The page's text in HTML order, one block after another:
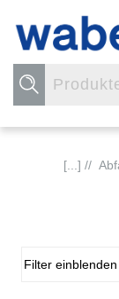
[...] //
Filter einblenden